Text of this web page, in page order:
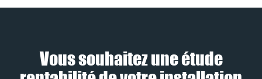
Vous souhaitez une étude